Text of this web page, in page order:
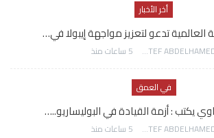
أخر الأخبار
تدعو لتعزيز مواجهة إيبولا في…
AWATEF ABDELHAMED 5 ساعات منذ
في العمق
يكتب : أزمة القيادة في البوليساريو..…
AWATEF ABDELHAMED 5 ساعات منذ